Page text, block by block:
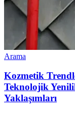
Arama
Kozmetik
Teknolojik
Yaklaşımları